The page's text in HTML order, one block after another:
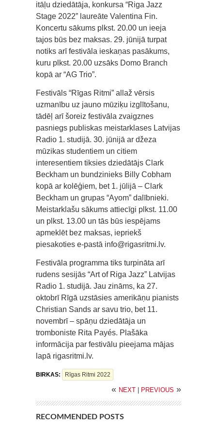
itāļu dziedātāja, konkursa “Riga Jazz
Stage 2022” laureāte Valentina Fin.
Koncertu sākums plkst. 20.00 un ieeja
tajos būs bez maksas. 29. jūnijā turpat
notiks arī festivāla ieskaņas pasākums,
kuru plkst. 20.00 uzsāks Domo Branch
kopā ar “AG Trio”.
Festivāls “Rīgas Ritmi” allaž vērsis
uzmanību uz jauno mūziķu izglītošanu,
tādēļ arī šoreiz festivāla zvaigznes
pasniegs publiskas meistarklases Latvijas
Radio 1. studijā. 30. jūnijā ar džeza
mūzikas studentiem un citiem
interesentiem tiksies dziedātājs Clark
Beckham un bundzinieks Billy Cobham
kopā ar kolēģiem, bet 1. jūlijā – Clark
Beckham un grupas “Ayom” dalībnieki.
Meistarklašu sākums attiecīgi plkst. 11.00
un plkst. 13.00 un tās būs iespējams
apmeklēt bez maksas, iepriekš
piesakoties e-pastā info@rigasritmi.lv.
Festivāla programma tiks turpināta arī
rudens sesijās “Art of Riga Jazz” Latvijas
Radio 1. studijā. Jau zināms, ka 27.
oktobrī Rīgā uzstāsies amerikāņu pianists
Christian Sands ar savu trio, bet 11.
novembrī – spāņu dziedātāja un
tromboniste Rita Payés. Plašāka
informācija par festivālu pieejama mājas
lapā rigasritmi.lv.
BIRKAS: Rīgas Ritmi 2022
« NEXT PREVIOUS »
RECOMMENDED POSTS